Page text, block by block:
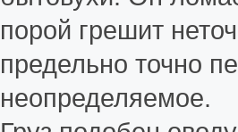
порой грешит
предельно точно
неопределяемое.